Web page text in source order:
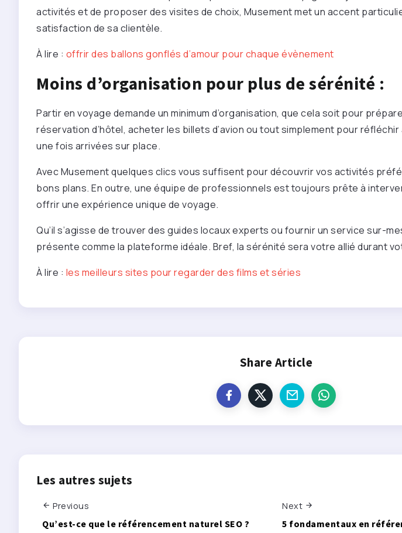
activités et de proposer des visites de choix, Musement met un accent
satisfaction de sa clientèle.
À lire : offrir des ballons gonflés d’amour pour chaque évènement
Moins d’organisation pour plus de sérénité :
Partir en voyage demande un minimum d’organisation, que cela soit pour
réservation d’hôtel, acheter les billets d’avion ou tout simplement pour
une fois arrivées sur place.
Avec Musement quelques clics vous suffisent pour découvrir vos activités
bons plans. En outre, une équipe de professionnels est toujours prête à
offrir une expérience unique de voyage.
Qu’il s’agisse de trouver des guides locaux experts ou fournir un service sur-
présente comme la plateforme idéale. Bref, la sérénité sera votre allié durant
À lire : les meilleurs sites pour regarder des films et séries
Share Article
Les autres sujets
Previous
Qu’est-ce que le référencement naturel SEO ?
Next
5 fondamentaux en